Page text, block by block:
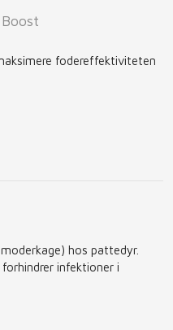
fodereffektiviteten
hos pattedyr.
infektioner i